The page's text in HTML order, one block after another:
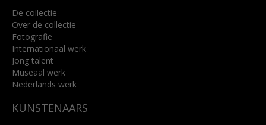
De collectie
Over de collectie
Fotografie
Internationaal werk
Jong talent
Museaal werk
Nederlands werk
KUNSTENAARS